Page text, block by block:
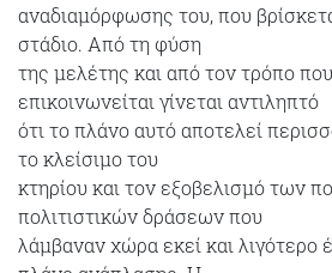
αναδιαμόρφωσης του, που
στάδιο. Από τη φύση
της μελέτης και από τον τρόπο
επικοινωνείται γίνεται αντιληπτό
ότι το πλάνο αυτό αποτελεί
το κλείσιμο του
κτηρίου και τον εξοβελισμό των
πολιτιστικών δράσεων που
λάμβαναν χώρα εκεί και λιγότερο